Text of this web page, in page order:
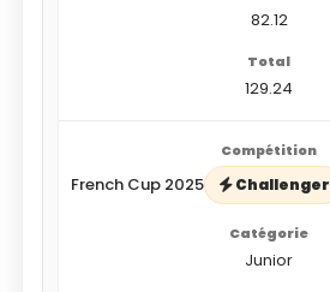
82.12
129.24
French Cup 2025 Challenger
Junior